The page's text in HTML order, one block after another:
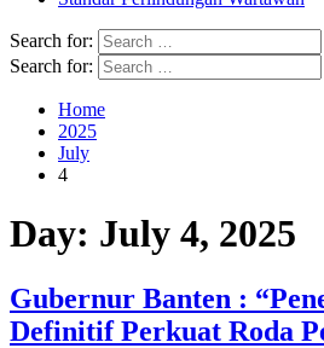
Search for:
Search for:
Home
2025
July
4
Day: July 4, 2025
Gubernur Banten :
Definitif Perkuat Roda